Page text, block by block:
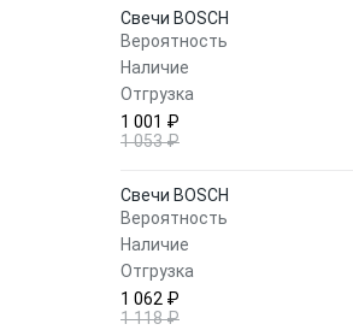
Свечи BOSCH
Вероятность
Наличие
Отгрузка
1 001 ₽
1 053 ₽
Свечи BOSCH
Вероятность
Наличие
Отгрузка
1 062 ₽
1 118 ₽